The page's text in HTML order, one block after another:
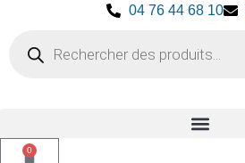
04 76 44 68 10
0